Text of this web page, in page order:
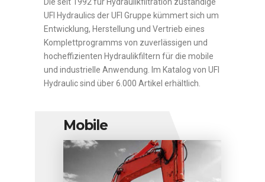
Die seit 1992 für Hydraulikfiltration zuständige
UFI Hydraulics der UFI Gruppe kümmert sich um
Entwicklung, Herstellung und Vertrieb eines
Komplettprogramms von zuverlässigen und
hocheffizienten Hydraulikfiltern für die mobile
und industrielle Anwendung. Im Katalog von UFI
Hydraulicsind über 6.000 Artikel erhältlich.
Mobile